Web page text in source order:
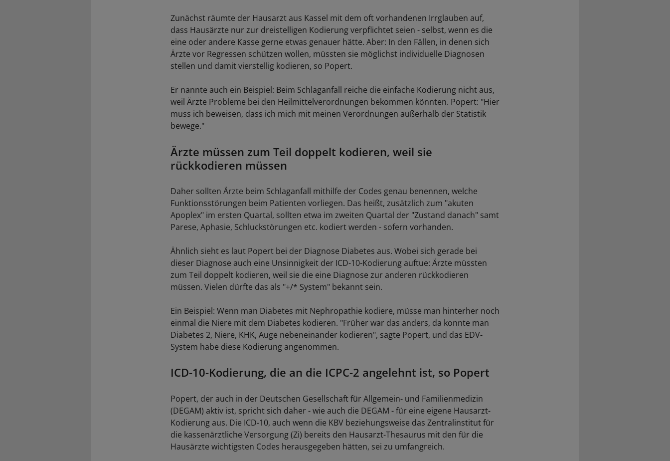
Zunächst räumte der Hausarzt aus Kassel mit dem oft vorhandenen Irrglauben auf,
dass Hausärzte nur zur dreistelligen Kodierung verpflichtet seien - selbst, wenn es die
eine oder andere Kasse gerne etwas genauer hätte. Aber: In den Fällen, in denen sich
Ärzte vor Regressen schützen wollen, müssten sie möglichst individuelle Diagnosen
stellen und damit vierstellig kodieren, so Popert.
Er nannte auch ein Beispiel: Beim Schlaganfall reiche die einfache Kodierung nicht aus,
weil Ärzte Probleme bei den Heilmittelverordnungen bekommen könnten. Popert: "Hier
muss ich beweisen, dass ich mich mit meinen Verordnungen außerhalb der Statistik
bewege."
Ärzte müssen zum Teil doppelt kodieren, weil sie
rückkodieren müssen
Daher sollten Ärzte beim Schlaganfall mithilfe der Codes genau benennen, welche
Funktionsstörungen beim Patienten vorliegen. Das heißt, zusätzlich zum "akuten
Apoplex" im ersten Quartal, sollten etwa im zweiten Quartal der "Zustand danach" samt
Parese, Aphasie, Schluckstörungen etc. kodiert werden - sofern vorhanden.
Ähnlich sieht es laut Popert bei der Diagnose Diabetes aus. Wobei sich gerade bei
dieser Diagnose auch eine Unsinnigkeit der ICD-10-Kodierung auftue: Ärzte müssten
zum Teil doppelt kodieren, weil sie die eine Diagnose zur anderen rückkodieren
müssen. Vielen dürfte das als "+/* System" bekannt sein.
Ein Beispiel: Wenn man Diabetes mit Nephropathie kodiere, müsse man hinterher noch
einmal die Niere mit dem Diabetes kodieren. "Früher war das anders, da konnte man
Diabetes 2, Niere, KHK, Auge nebeneinander kodieren", sagte Popert, und das EDV-
System habe diese Kodierung angenommen.
ICD-10-Kodierung, die an die ICPC-2 angelehnt ist, so Popert
Popert, der auch in der Deutschen Gesellschaft für Allgemein- und Familienmedizin
(DEGAM) aktiv ist, spricht sich daher - wie auch die DEGAM - für eine eigene Hausarzt-
Kodierung aus. Die ICD-10, auch wenn die KBV beziehungsweise das Zentralinstitut für
die kassenärztliche Versorgung (Zi) bereits den Hausarzt-Thesaurus mit den für die
Hausärzte wichtigsten Codes herausgegeben hätten, sei zu umfangreich.